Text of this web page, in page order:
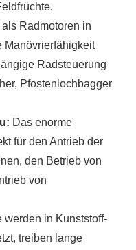
Radmotoren in
Manövrierfähigkeit
Radsteuerung
Pfostenlochbagger
Das enorme
für den Antrieb der
den Betrieb von
von
werden in Kunststoff-
treiben lange